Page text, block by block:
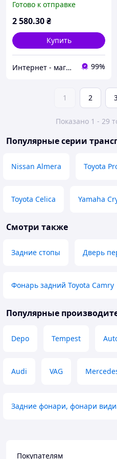
Готово к отправке
2 580.30₴
Купить
Интернет - магазин Автозапчасти 99%
1 2
Показано 1 - 29
Популярные серии
Nissan Almera Toyota
Toyota Celica Yamaha
Смотри также
Задние стопы Дверь
Фонарь задний Toyota Camry
Популярные
Depo Tempest
Audi VAG
Задние фонари, фонари
Покупателям